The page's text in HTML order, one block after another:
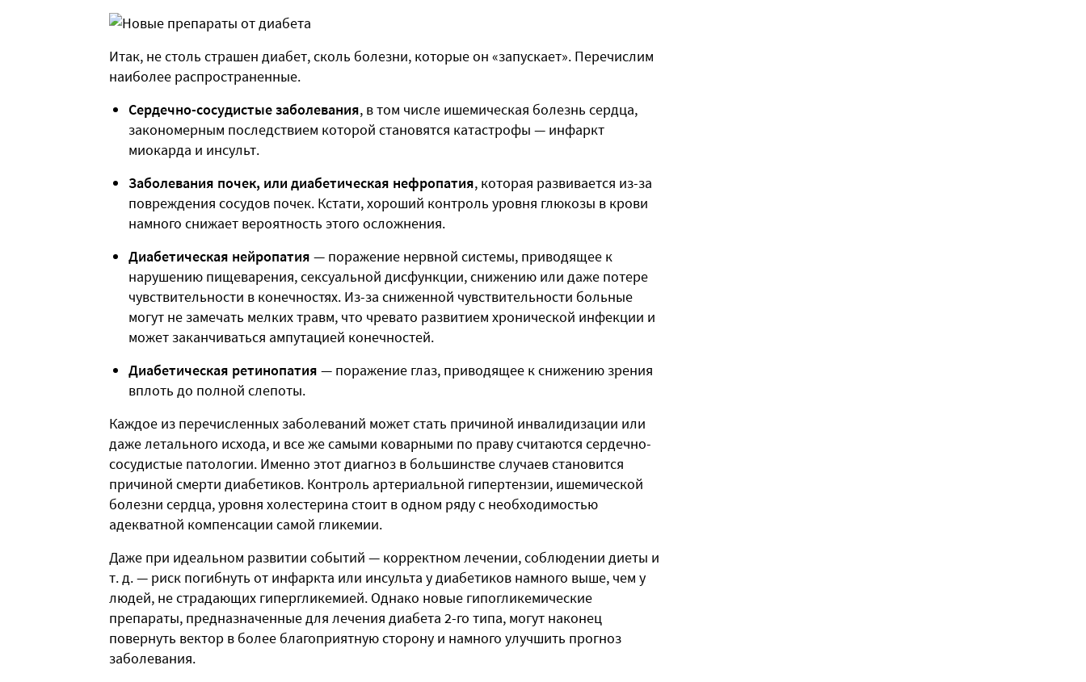
Итак, не столь страшен диабет, сколь болезни, которые он «запускает». Перечислим
наиболее распространенные.
Сердечно-сосудистые заболевания, в том числе ишемическая болезнь сердца,
закономерным последствием которой становятся катастрофы — инфаркт
миокарда и инсульт.
Заболевания почек, или диабетическая нефропатия, которая развивается из-за
повреждения сосудов почек. Кстати, хороший контроль уровня глюкозы в крови
намного снижает вероятность этого осложнения.
Диабетическая нейропатия — поражение нервной системы, приводящее к
нарушению пищеварения, сексуальной дисфункции, снижению или даже потере
чувствительности в конечностях. Из-за сниженной чувствительности больные
могут не замечать мелких травм, что чревато развитием хронической инфекции и
может заканчиваться ампутацией конечностей.
Диабетическая ретинопатия — поражение глаз, приводящее к снижению зрения
вплоть до полной слепоты.
Каждое из перечисленных заболеваний может стать причиной инвалидизации или
даже летального исхода, и все же самыми коварными по праву считаются сердечно-
сосудистые патологии. Именно этот диагноз в большинстве случаев становится
причиной смерти диабетиков. Контроль артериальной гипертензии, ишемической
болезни сердца, уровня холестерина стоит в одном ряду с необходимостью
адекватной компенсации самой гликемии.
Даже при идеальном развитии событий — корректном лечении, соблюдении диеты и
т. д. — риск погибнуть от инфаркта или инсульта у диабетиков намного выше, чем у
людей, не страдающих гипергликемией. Однако новые гипогликемические
препараты, предназначенные для лечения диабета 2-го типа, могут наконец
повернуть вектор в более благоприятную сторону и намного улучшить прогноз
заболевания.